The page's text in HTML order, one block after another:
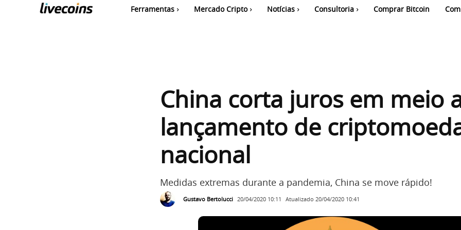
Ferramentas Mercado Cripto Notícias Consultoria Comprar Bitcoin
China corta juros em meio
lançamento de
nacional
Medidas extremas durante a pandemia, China se move rápido!
Gustavo Bertolucci 20/04/2020 10:11 Atualizado 20/04/2020 10:41